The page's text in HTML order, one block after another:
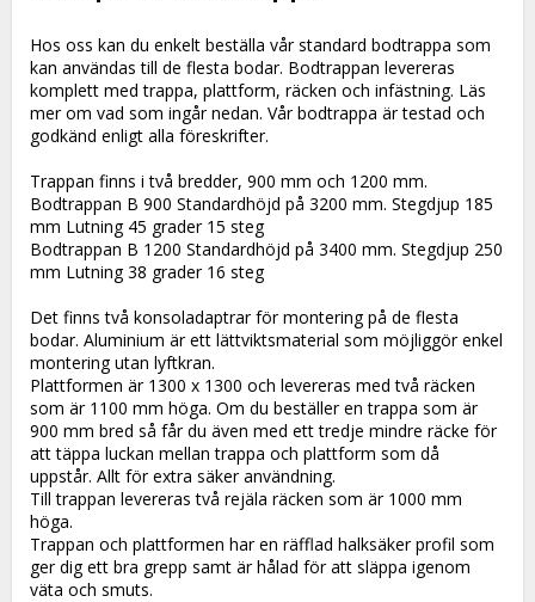
Hos oss kan du enkelt beställa vår standard bodtrappa som
kan användas till de flesta bodar. Bodtrappan levereras
komplett med trappa, plattform, räcken och infästning. Läs
mer om vad som ingår nedan. Vår bodtrappa är testad och
godkänd enligt alla föreskrifter.
Trappan finns i två bredder, 900 mm och 1200 mm.
Bodtrappan B 900 Standardhöjd på 3200 mm. Stegdjup 185
mm Lutning 45 grader 15 steg
Bodtrappan B 1200 Standardhöjd på 3400 mm. Stegdjup 250
mm Lutning 38 grader 16 steg
Det finns två konsoladaptrar för montering på de flesta
bodar. Aluminium är ett lättviktsmaterial som möjliggör enkel
montering utan lyftkran.
Plattformen är 1300 x 1300 och levereras med två räcken
som är 1100 mm höga. Om du beställer en trappa som är
900 mm bred så får du även med ett tredje mindre räcke för
att täppa luckan mellan trappa och plattform som då
uppstår. Allt för extra säker användning.
Till trappan levereras två rejäla räcken som är 1000 mm
höga.
Trappan och plattformen har en räfflad halksäker profil som
ger dig ett bra grepp samt är hålad för att släppa igenom
väta och smuts.